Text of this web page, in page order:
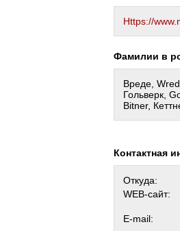
Https://
Фамилии в
Вреде,
Гольверк,
Bitner,
Контактная
Откуда:
WEB-сайт:
E-mail: